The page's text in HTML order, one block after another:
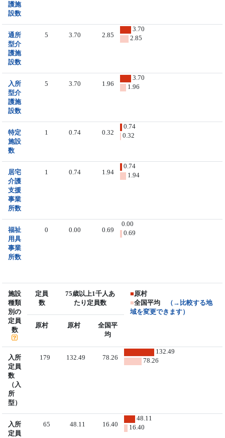
護施
設数
通所
型介
護施
設数
5 3.70 2.85
3.70
2.85
入所
型介
護施
設数
5 3.70 1.96
3.70
1.96
特定
施設
数
1 0.74 0.32
0.74
0.32
居宅
介護
支援
事業
所数
1 0.74 1.94
0.74
1.94
福祉
用具
事業
所数
0 0.00 0.69
0.00
0.69
施設
種類
別の
定員
数
定員
数
75歳以上1千人あ
たり定員数
■原村
■全国平均
（→比較する地
域を変更できます）
原村
原村
全国平
均
入所
定員
数
（入
所
型）
179 132.49 78.26
132.49
78.26
入所
定員
65 48.11 16.40
48.11
16.40